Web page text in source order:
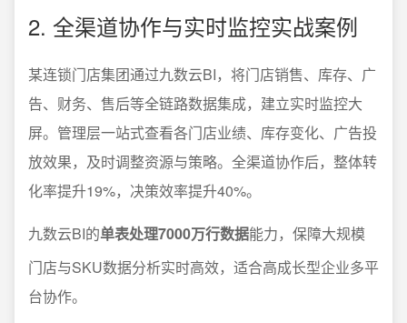
2. 全渠道协作与实时监控实战案例
某连锁门店集团通过九数云BI，将门店销售、库存、广
告、财务、售后等全链路数据集成，建立实时监控大
屏。管理层一站式查看各门店业绩、库存变化、广告投
放效果，及时调整资源与策略。全渠道协作后，整体转
化率提升19%，决策效率提升40%。
九数云BI的单表处理7000万行数据能力，保障大规模
门店与SKU数据分析实时高效，适合高成长型企业多平
台协作。